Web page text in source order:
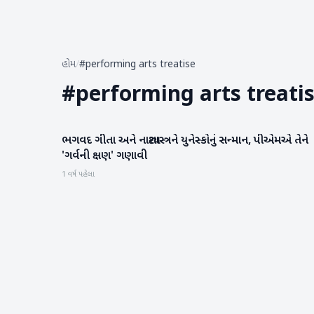
હોમ/#performing arts treatise
#performing arts
રાષ્ટ્રીય
ભગવદ ગીતા અને નાટ્યશાસ્ત્રને યુનેસ્કોનું સન્માન, પીએમએ તેને
'ગર્વની ક્ષણ' ગણાવી
1 વર્ષ પહેલા